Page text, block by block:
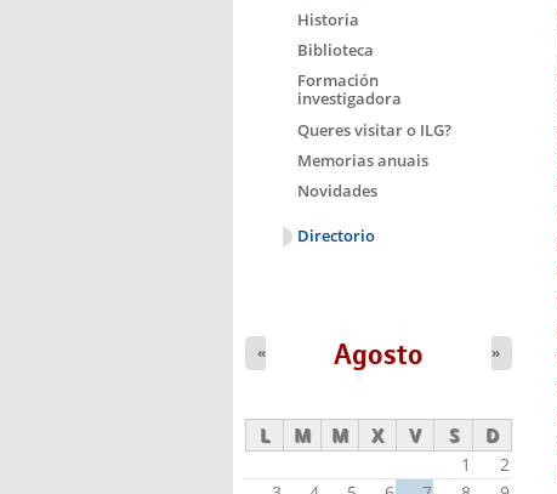
Historia
Biblioteca
Formación
investigadora
Queres visitar o ILG?
Memorias anuais
Novidades
Directorio
Agosto
« »
L M M X V S D
1
2